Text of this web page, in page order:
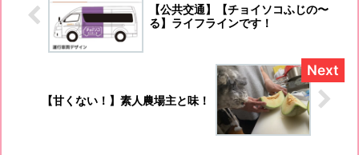
【公共交通】【チョイソコふじの〜
る】ライフラインです！
【甘くない！】素人農場主と味！